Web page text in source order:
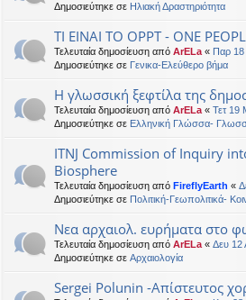
Δημοσιεύτηκε σε Ηλιακή Δραστηριότητα
ΤΙ ΕΙΝΑΙ ΤΟ OPPT - ONE
Τελευταία δημοσίευση από ArELa « Παρ 18
Δημοσιεύτηκε σε Γενικα-Ελεύθερο βήμα
Η γλωσσική ξεφτίλα της
Τελευταία δημοσίευση από ArELa « Τετ 19
Δημοσιεύτηκε σε Ελληνική Γλώσσα-
ITNJ Commission of Inquiry
Biosphere
Τελευταία δημοσίευση από FireflyEarth «
Δημοσιεύτηκε σε Πολιτική-Γεωπολιτικά-
Νεα αρχαιολ. ευρήματα στο
Τελευταία δημοσίευση από ArELa « Δευ 12
Δημοσιεύτηκε σε Αρχαιολογία
Sergei Polunin -Απίστευτος